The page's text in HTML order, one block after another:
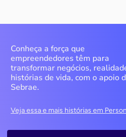
Conheça a força que
empreendedores têm para
transformar negócios,
histórias de vida, com o apoio
Sebrae.
Veja essa e mais histórias em